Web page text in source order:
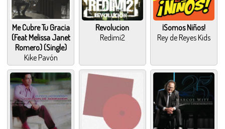
Me Cubre Tu Gracia
(Feat Melissa Janet
Romero) (Single)
Kike Pavón
Revolucion
Redimi2
¡Somos Niños!
Rey de Reyes Kids